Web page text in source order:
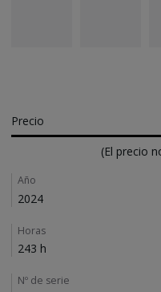
Precio
(El precio
Details
Año
2024
Horas
243 h
Nº de serie